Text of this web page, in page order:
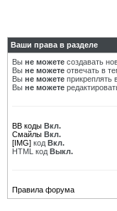
Ваши права в разделе
Вы не можете создавать
Вы не можете отвечать в
Вы не можете прикреплять
Вы не можете
BB коды Вкл.
Смайлы Вкл.
[IMG] код Вкл.
HTML код Выкл.
Правила форума